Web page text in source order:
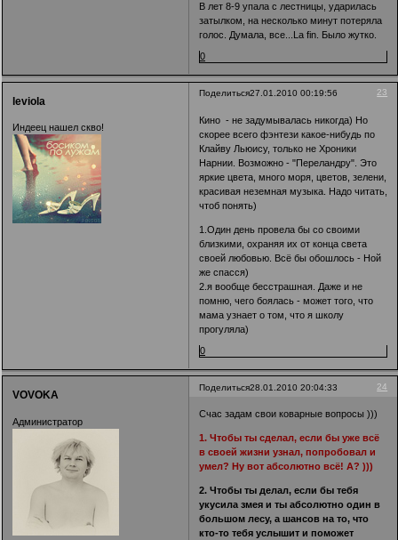
В лет 8-9 упала с лестницы, ударилась
затылком, на несколько минут потеряла
голос. Думала, все...La fin. Было жутко.
0
Поделиться 23
27.01.2010 00:19:56
leviola
Индеец нашел скво!
Кино - не задумывалась никогда) Но
скорее всего фэнтези какое-нибудь по
Клайву Льюису, только не Хроники
Нарнии. Возможно - "Переландру". Это
яркие цвета, много моря, цветов, зелени,
красивая неземная музыка. Надо читать,
чтоб понять)
1.Один день провела бы со своими
близкими, охраняя их от конца света
своей любовью. Всё бы обошлось - Ной
же спасся)
2.я вообще бесстрашная. Даже и не
помню, чего боялась - может того, что
мама узнает о том, что я школу
прогуляла)
0
Поделиться 24
28.01.2010 20:04:33
VOVOKA
Администратор
Счас задам свои коварные вопросы )))
1. Чтобы ты сделал, если бы уже всё
в своей жизни узнал, попробовал и
умел? Ну вот абсолютно всё! А? )))
2. Чтобы ты делал, если бы тебя
укусила змея и ты абсолютно один в
большом лесу, а шансов на то, что
кто-то тебя услышит и поможет